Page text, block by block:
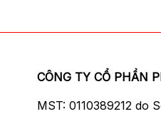
CÔNG TY CỔ PHẦN
MST: 0110389212 do